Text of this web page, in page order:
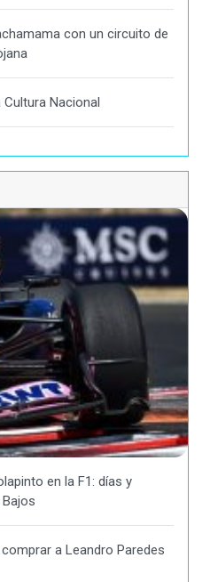
con un circuito de
Cultura Nacional
en la F1: días y
a Leandro Paredes